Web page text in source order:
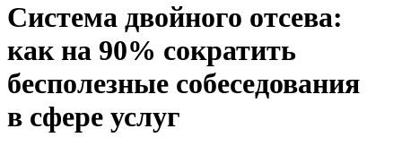
Система двойного отсева:
как на 90% сократить
бесполезные собеседования
в сфере услуг